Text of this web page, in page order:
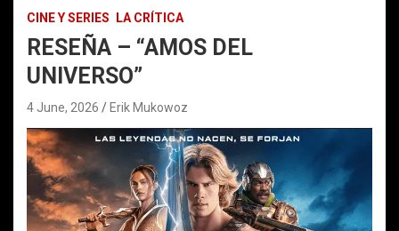
CINE Y SERIES LA CRÍTICA
RESEÑA – “AMOS DEL
UNIVERSO”
4 June, 2026 Erik Mukowoz